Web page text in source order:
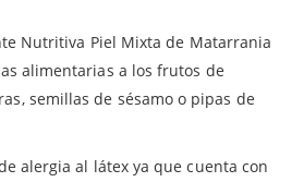
Nutritiva Piel Mixta de Matarrania
alimentarias a los frutos de
semillas de sésamo o pipas de
alergia al látex ya que cuenta con